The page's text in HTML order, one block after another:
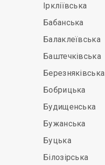
Іркліївська
Бабанська
Балаклеївська
Баштечківська
Березняківська
Бобрицька
Будищенська
Бужанська
Буцька
Білозірська